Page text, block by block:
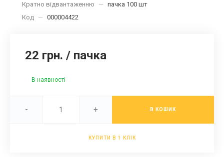
Кратно відвантаженню
— пачка 100 шт
Код — 000004422
22 грн. / пачка
В наявності
- + В КОШИК
КУПИТИ В 1 КЛІК